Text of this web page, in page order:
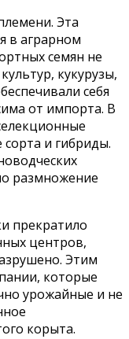
Эта
в аграрном
семян не
кукурузы,
себя
от импорта. В
и гибриды.
размножение
прекратило
центров,
Этим
которые
урожайные и не
корыта.